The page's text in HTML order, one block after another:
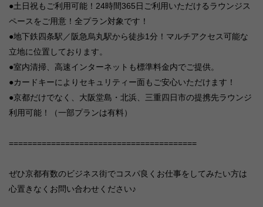
●土日祝もご利用可能！24時間365日ご利用いただけるラウンジス
ペースをご用意！全プラン対象です！
●地下鉄四条駅／阪急烏丸駅から徒歩1分！マルチアクセス可能な
立地に位置しております。
●室内清掃、高速インターネットも標準料金内でご提供。
●カードキーによりセキュリティー面もご安心いただけます！
●京都だけでなく、大阪堂島・北浜、三重四日市の提携先ラウンジ
利用可能！（一部プランは有料）
========================================
ぜひ京都有数のビジネス街でコスパ良くお仕事をしてみたい方は
心置きなくお問い合わせください♪